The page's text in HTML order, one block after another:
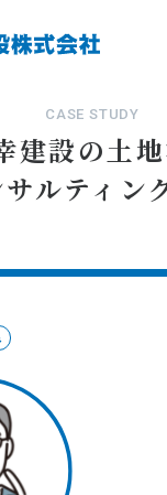
CASE STUDY
建設の土
サルティン